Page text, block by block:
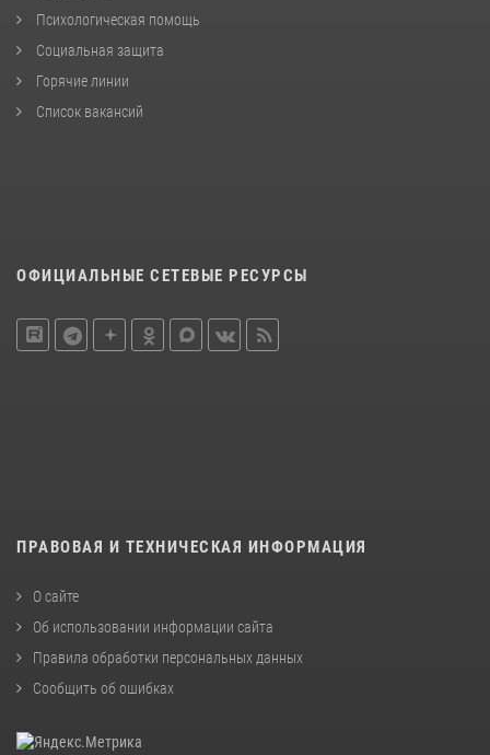
Психологическая помощь
Социальная защита
Горячие линии
Список вакансий
ОФИЦИАЛЬНЫЕ СЕТЕВЫЕ РЕСУРСЫ
ПРАВОВАЯ И ТЕХНИЧЕСКАЯ ИНФОРМАЦИЯ
О сайте
Об использовании информации сайта
Правила обработки персональных данных
Сообщить об ошибках